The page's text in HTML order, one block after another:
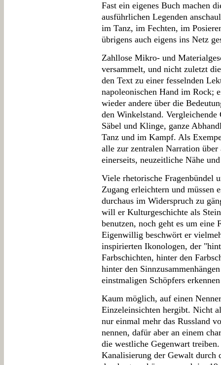
Fast ein eigenes Buch machen
ausführlichen Legenden
im Tanz, im Fechten, im
übrigens auch eigens ins Netz
Zahllose Mikro- und
versammelt, und nicht zuletzt
den Text zu einer fesselnden
napoleonischen Hand im Rock;
wieder andere über die
den Winkelstand.
Säbel und Klinge, ganze
Tanz und im Kampf. Als
alle zur zentralen Narration
einerseits, neuzeitliche Nähe
Viele rhetorische Fragenbündel
Zugang erleichtern und müssen
durchaus im Widerspruch zu
will er Kulturgeschichte als
benutzen, noch geht es um eine
Eigenwillig beschwört er
inspirierten Ikonologen, der
Farbschichten, hinter den
hinter den
einstmaligen Schöpfers
Kaum möglich, auf einen
Einzeleinsichten hergibt. Nicht
nur einmal mehr das Russland
nennen, dafür aber an einem
die westliche Gegenwart
Kanalisierung der Gewalt durch